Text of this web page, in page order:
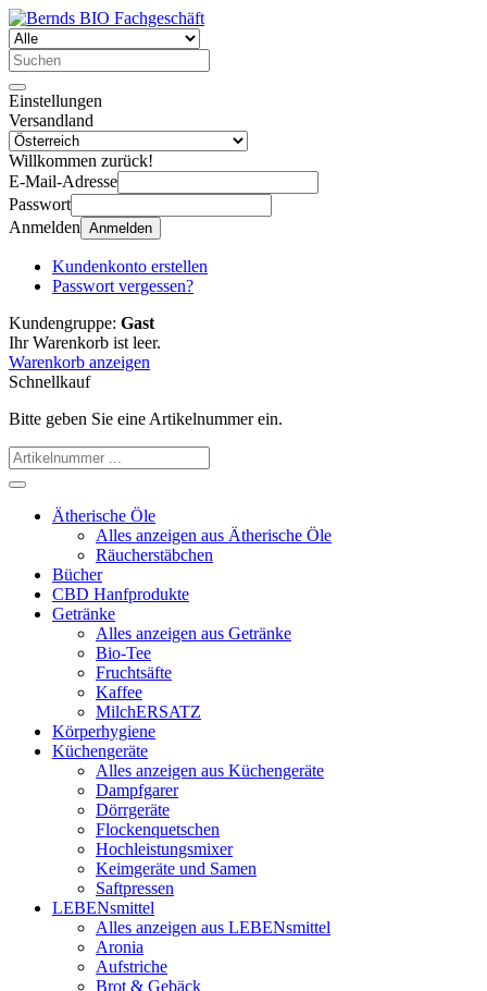
Einstellungen
Versandland
Willkommen zurück!
E-Mail-Adresse
Passwort
Anmelden Anmelden
Kundenkonto erstellen
Passwort vergessen?
Kundengruppe: Gast
Ihr Warenkorb ist leer.
Warenkorb anzeigen
Schnellkauf
Bitte geben Sie eine Artikelnummer ein.
Ätherische Öle
Alles anzeigen aus Ätherische Öle
Räucherstäbchen
Bücher
CBD Hanfprodukte
Getränke
Alles anzeigen aus Getränke
Bio-Tee
Fruchtsäfte
Kaffee
MilchERSATZ
Körperhygiene
Küchengeräte
Alles anzeigen aus Küchengeräte
Dampfgarer
Dörrgeräte
Flockenquetschen
Hochleistungsmixer
Keimgeräte und Samen
Saftpressen
LEBENsmittel
Alles anzeigen aus LEBENsmittel
Aronia
Aufstriche
Brot & Gebäck